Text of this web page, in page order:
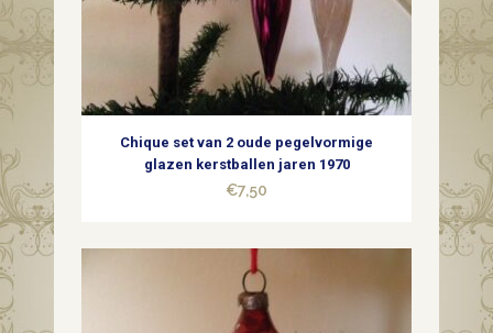
koperkleurig
Chique set van 2 oude pegelvormige
glazen kerstballen jaren 1970
€7,50